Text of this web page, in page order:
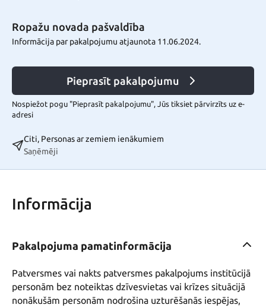
Ropažu novada pašvaldība
Informācija par pakalpojumu atjaunota 11.06.2024.
Pieprasīt pakalpojumu
Nospiežot pogu "Pieprasīt pakalpojumu", Jūs tiksiet pārvirzīts uz e-
adresi
Citi, Personas ar zemiem ienākumiem
Saņēmēji
Informācija
Pakalpojuma pamatinformācija
Patversmes vai nakts patversmes pakalpojums institūcijā
personām bez noteiktas dzīvesvietas vai krīzes situācijā
nonākušām personām nodrošina uzturēšanās iespējas,